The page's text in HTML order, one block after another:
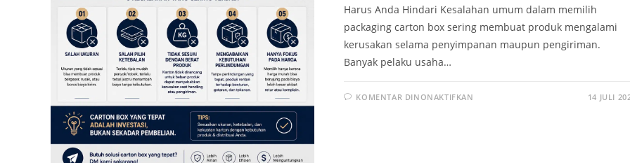
Harus Anda Hindari Kesalahan umum dalam memilih
packaging carton box sering membuat produk mengalami
kerusakan selama penyimpanan maupun pengiriman.
Banyak pelaku usaha…
KOMENTAR DINONAKTIFKAN 14 JULI